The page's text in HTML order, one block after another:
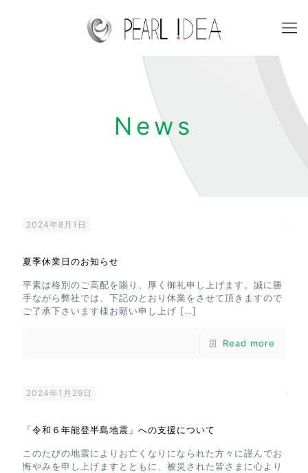
News
2024年8月1日
夏季休業日のお知らせ
平素は格別のご高配を賜り、厚く御礼申し上げます。誠に勝
手ながら弊社では、下記のとおり休業をさせて頂きますので
ご了承下さいます様お願い申し上げ […]
Read more
2024年1月29日
「令和６年能登半島地震」への支援について
このたびの地震によりお亡くなりになられた方々に謹んでお
悔やみを申し上げますとともに、被災された皆さまに心より